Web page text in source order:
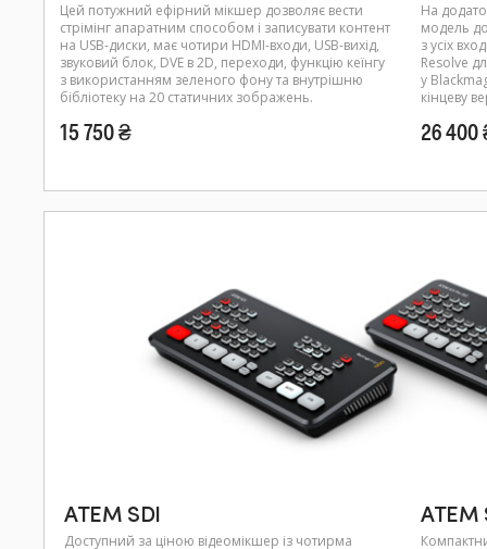
Цей потужний ефірний мікшер дозволяє вести
стрімінг апаратним способом і записувати контент
на USB-диски, має чотири HDMI-входи, USB-вихід,
звуковий блок, DVE в 2D, переходи, функцію кеїнгу
з використанням зеленого фону та внутрішню
бібліотеку на 20 статичних зображень.
15 750 ₴
На
модель
з усіх
Resolve
у
кінцеву
26 400
ATEM SDI
Доступний за ціною відеомікшер із чотирма
ATEM